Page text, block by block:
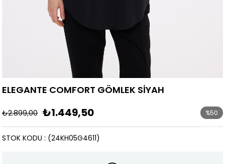
ELEGANTE COMFORT GÖMLEK SİYAH
₺2.899,00 ₺1.449,50 %50
İndirim
(24KH05G4611)
STOK KODU